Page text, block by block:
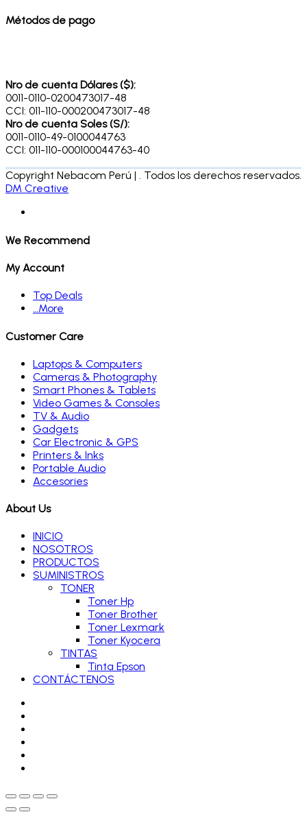
Métodos de pago
Nro de cuenta Dólares ($):
0011-0110-0200473017-48
CCI: 011-110-000200473017-48
Nro de cuenta Soles (S/):
0011-0110-49-0100044763
CCI: 011-110-000100044763-40
Copyright Nebacom Perú | . Todos los derechos reservados.
DM Creative
We Recommend
My Account
Top Deals
…More
Customer Care
Laptops & Computers
Cameras & Photography
Smart Phones & Tablets
Video Games & Consoles
TV & Audio
Gadgets
Car Electronic & GPS
Printers & Inks
Portable Audio
Accesories
About Us
INICIO
NOSOTROS
PRODUCTOS
SUMINISTROS
TONER
Toner Hp
Toner Brother
Toner Lexmark
Toner Kyocera
TINTAS
Tinta Epson
CONTÁCTENOS